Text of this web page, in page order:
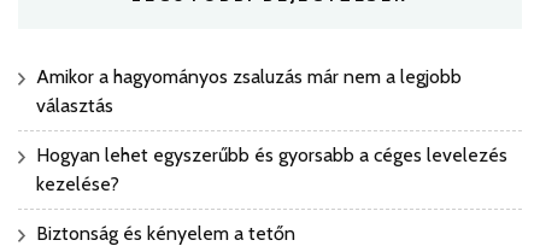
Amikor a hagyományos zsaluzás már nem a legjobb
választás
Hogyan lehet egyszerűbb és gyorsabb a céges levelezés
kezelése?
Biztonság és kényelem a tetőn